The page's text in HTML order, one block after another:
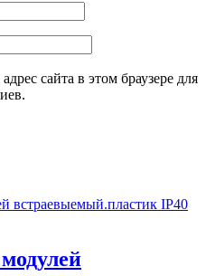
сайта в этом браузере для